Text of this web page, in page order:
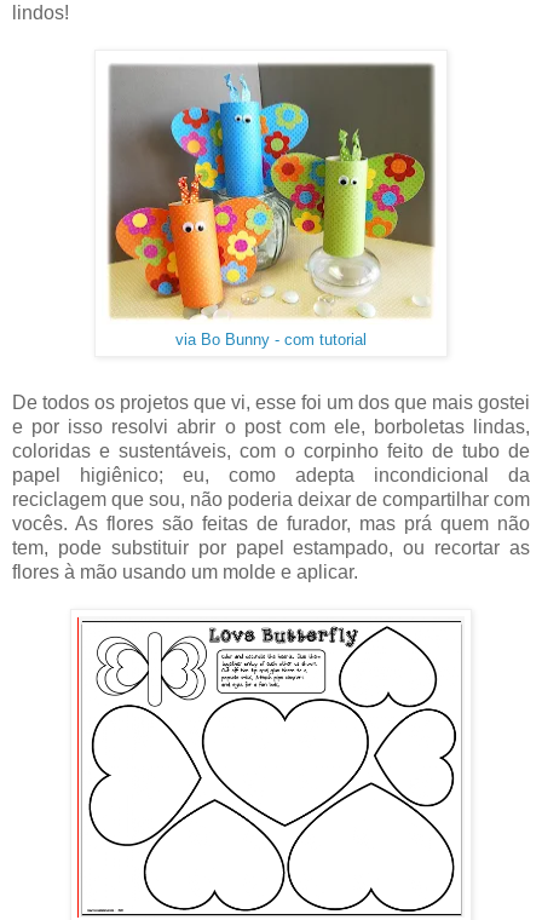
lindos!
via Bo Bunny - com tutorial
De todos os projetos que vi, esse foi um dos que mais gostei
e por isso resolvi abrir o post com ele, borboletas lindas,
coloridas e sustentáveis, com o corpinho feito de tubo de
papel higiênico; eu, como adepta incondicional da
reciclagem que sou, não poderia deixar de compartilhar com
vocês. As flores são feitas de furador, mas prá quem não
tem, pode substituir por papel estampado, ou recortar as
flores à mão usando um molde e aplicar.